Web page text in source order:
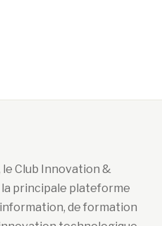
le Club Innovation &
principale plateforme
de formation